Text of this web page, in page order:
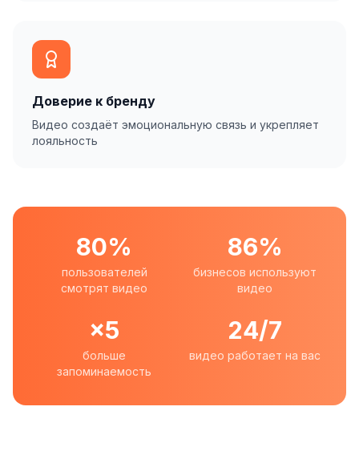
Доверие к бренду
Видео создаёт эмоциональную связь и укрепляет
лояльность
80%
пользователей
смотрят видео
86%
бизнесов используют
видео
×5
больше
запоминаемость
24/7
видео работает на вас